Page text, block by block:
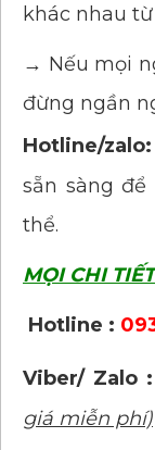
khác nhau
→ Nếu mọi
đừng ngần
Hotline/zalo:
sẵn sàng
thể.
MỌI CHI
Hotline :
Viber/ Zalo :
giá miễn phí)